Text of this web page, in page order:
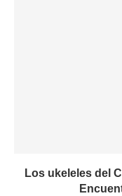
Los ukeleles del